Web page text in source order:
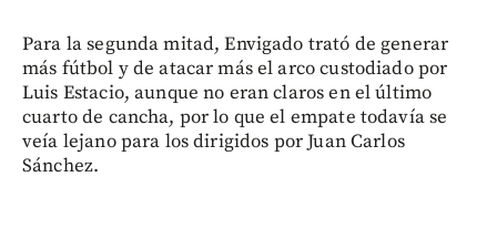
Para la segunda mitad, Envigado trató de generar
más fútbol y de atacar más el arco custodiado por
Luis Estacio, aunque no eran claros en el último
cuarto de cancha, por lo que el empate todavía se
veía lejano para los dirigidos por Juan Carlos
Sánchez.